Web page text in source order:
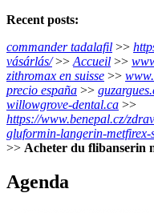
Recent posts:
commander tadalafil >>
vásárlás/>> Accueil >>
zithromax en suisse >>
precio españa >>
willowgrove-dental.ca >>
https://www.benepal.cz/
gluformin-langerin-metfirex-
>> Acheter du flibanserin
Agenda